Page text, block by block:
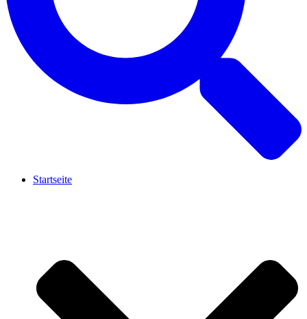
Startseite